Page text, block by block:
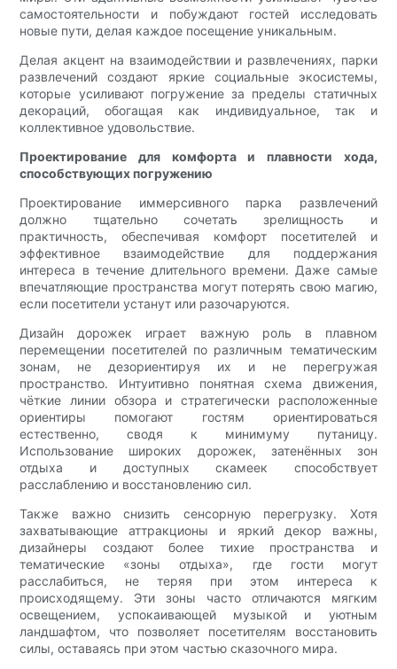
самостоятельности и побуждают гостей исследовать
новые пути, делая каждое посещение уникальным.
Делая акцент на взаимодействии и развлечениях, парки
развлечений создают яркие социальные экосистемы,
которые усиливают погружение за пределы статичных
декораций, обогащая как индивидуальное, так и
коллективное удовольствие.
Проектирование для комфорта и плавности хода,
способствующих погружению
Проектирование иммерсивного парка развлечений
должно тщательно сочетать зрелищность и
практичность, обеспечивая комфорт посетителей и
эффективное взаимодействие для поддержания
интереса в течение длительного времени. Даже самые
впечатляющие пространства могут потерять свою магию,
если посетители устанут или разочаруются.
Дизайн дорожек играет важную роль в плавном
перемещении посетителей по различным тематическим
зонам, не дезориентируя их и не перегружая
пространство. Интуитивно понятная схема движения,
чёткие линии обзора и стратегически расположенные
ориентиры помогают гостям ориентироваться
естественно, сводя к минимуму путаницу.
Использование широких дорожек, затенённых зон
отдыха и доступных скамеек способствует
расслаблению и восстановлению сил.
Также важно снизить сенсорную перегрузку. Хотя
захватывающие аттракционы и яркий декор важны,
дизайнеры создают более тихие пространства и
тематические «зоны отдыха», где гости могут
расслабиться, не теряя при этом интереса к
происходящему. Эти зоны часто отличаются мягким
освещением, успокаивающей музыкой и уютным
ландшафтом, что позволяет посетителям восстановить
силы, оставаясь при этом частью сказочного мира.